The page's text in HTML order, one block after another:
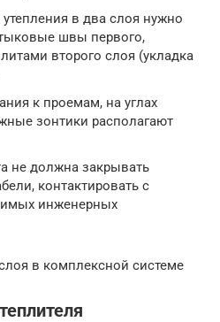
в два слоя нужно
швы первого,
второго слоя (укладка
к проемам, на углах
зонтики располагают
не должна закрывать
контактировать с
инженерных
в комплексной системе